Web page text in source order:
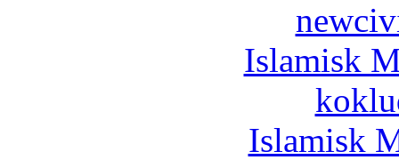
Islamisk
Islamisk